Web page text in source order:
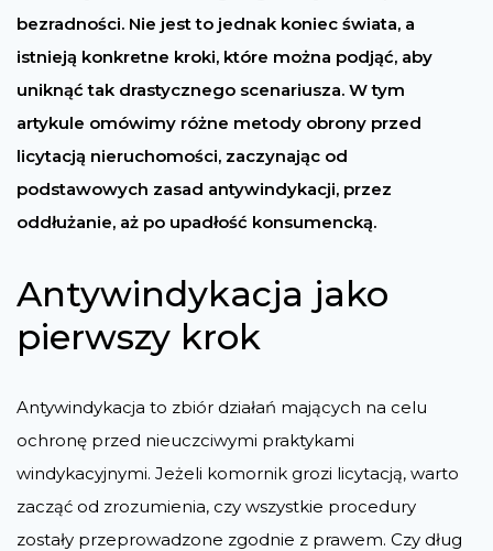
bezradności. Nie jest to jednak koniec świata, a
istnieją konkretne kroki, które można podjąć, aby
uniknąć tak drastycznego scenariusza. W tym
artykule omówimy różne metody obrony przed
licytacją nieruchomości, zaczynając od
podstawowych zasad antywindykacji, przez
oddłużanie, aż po upadłość konsumencką.
Antywindykacja jako
pierwszy krok
Antywindykacja to zbiór działań mających na celu
ochronę przed nieuczciwymi praktykami
windykacyjnymi. Jeżeli komornik grozi licytacją, warto
zacząć od zrozumienia, czy wszystkie procedury
zostały przeprowadzone zgodnie z prawem. Czy dług